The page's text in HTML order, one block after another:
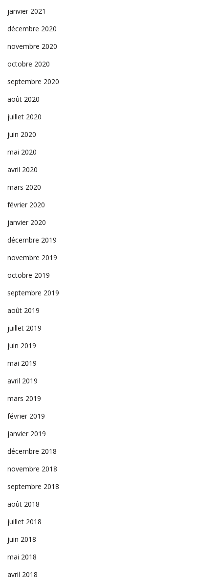
janvier 2021
décembre 2020
novembre 2020
octobre 2020
septembre 2020
août 2020
juillet 2020
juin 2020
mai 2020
avril 2020
mars 2020
février 2020
janvier 2020
décembre 2019
novembre 2019
octobre 2019
septembre 2019
août 2019
juillet 2019
juin 2019
mai 2019
avril 2019
mars 2019
février 2019
janvier 2019
décembre 2018
novembre 2018
septembre 2018
août 2018
juillet 2018
juin 2018
mai 2018
avril 2018